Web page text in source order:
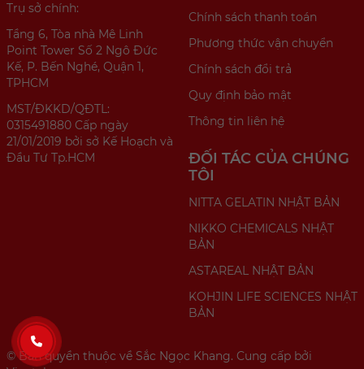
Trụ sở chính:
Tầng 6, Tòa nhà Mê Linh
Point Tower Số 2 Ngô Đức
Kế, P. Bến Nghé, Quận 1,
TPHCM
MST/ĐKKD/QĐTL:
0315491880 Cấp ngày
21/01/2019 bởi sở Kế Hoạch và
Đầu Tư Tp.HCM
Chính sách thanh toán
Phương thức vận chuyển
Chính sách đổi trả
Quy định bảo mật
Thông tin liên hệ
ĐỐI TÁC CỦA CHÚNG
TÔI
NITTA GELATIN NHẬT BẢN
NIKKO CHEMICALS NHẬT
BẢN
ASTAREAL NHẬT BẢN
KOHJIN LIFE SCIENCES NHẬT
BẢN
© Bản quyền thuộc về Sắc Ngọc Khang. Cung cấp bởi